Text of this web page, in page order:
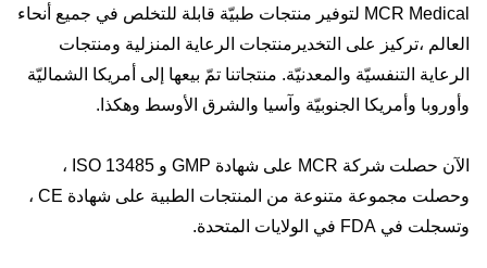
MCR Medical لتوفير منتجات طبيّة قابلة للتخلص في جميع أنحاء
العالم ،تركيز على التخديرمنتجات الرعاية المنزلية ومنتجات
الرعاية التنفسيّة والمعدنيّة. منتجاتنا تمّ بيعها إلى أمريكا الشماليّة
وأوروبا وأمريكا الجنوبيّة وآسيا والشرق الأوسط وهكذا.
الآن حصلت شركة MCR على شهادة GMP و ISO 13485 ،
وحصلت مجموعة متنوعة من المنتجات الطبية على شهادة CE ،
وتسجلت في FDA في الولايات المتحدة.